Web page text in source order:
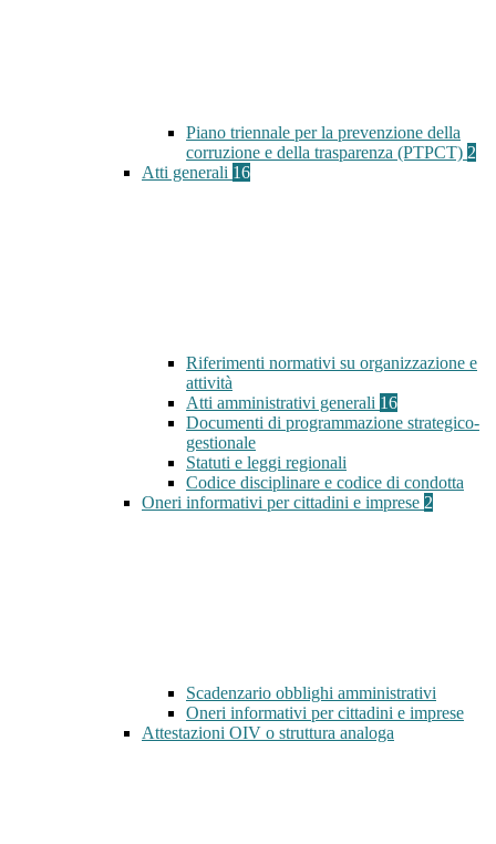
Piano triennale per la prevenzione della
corruzione e della trasparenza (PTPCT) 2
Atti generali 16
Riferimenti normativi su organizzazione e
attività
Atti amministrativi generali 16
Documenti di programmazione strategico-
gestionale
Statuti e leggi regionali
Codice disciplinare e codice di condotta
Oneri informativi per cittadini e imprese 2
Scadenzario obblighi amministrativi
Oneri informativi per cittadini e imprese
Attestazioni OIV o struttura analoga